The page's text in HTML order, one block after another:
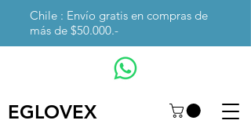
Chile : Envío gratis en compras de
más de $50.000.-
EGLOVEX